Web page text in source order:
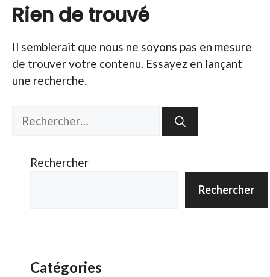
Rien de trouvé
Il semblerait que nous ne soyons pas en mesure
de trouver votre contenu. Essayez en lançant
une recherche.
Rechercher :
Rechercher
Rechercher
Catégories